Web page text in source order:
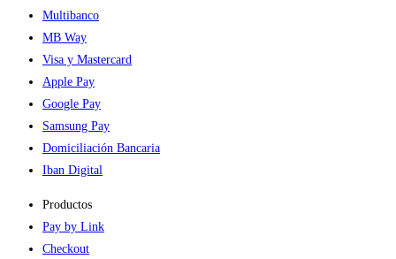
Multibanco
MB Way
Visa y Mastercard
Apple Pay
Google Pay
Samsung Pay
Domiciliación Bancaria
Iban Digital
Productos
Pay by Link
Checkout